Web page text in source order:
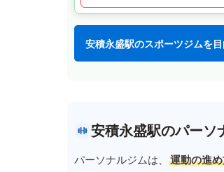
安積永盛駅のスポーツジムを
安積永盛駅のパーソ
パーソナルジムは、 運動の進